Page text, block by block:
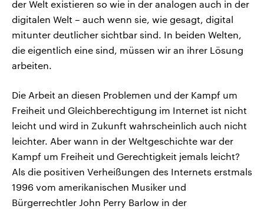
der Welt existieren so wie in der analogen auch in der
digitalen Welt – auch wenn sie, wie gesagt, digital
mitunter deutlicher sichtbar sind. In beiden Welten,
die eigentlich eine sind, müssen wir an ihrer Lösung
arbeiten.
Die Arbeit an diesen Problemen und der Kampf um
Freiheit und Gleichberechtigung im Internet ist nicht
leicht und wird in Zukunft wahrscheinlich auch nicht
leichter. Aber wann in der Weltgeschichte war der
Kampf um Freiheit und Gerechtigkeit jemals leicht?
Als die positiven Verheißungen des Internets erstmals
1996 vom amerikanischen Musiker und
Bürgerrechtler John Perry Barlow in der